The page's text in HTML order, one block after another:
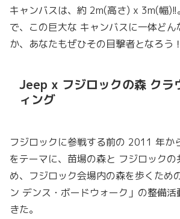
キャンバスは、約 2m(高さ) x 3m(幅
で、この巨大な キャンバスに一体ど
か、あなたもぜひその目撃者となろう！
Jeep x フジロックの森 クラ
ィング
フジロックに参戦する前の 2011 年
をテーマに、苗場の森と フジロック
め、フジロック会場内の森を歩くため
ン デンス・ボードウォーク」の整備
きた。